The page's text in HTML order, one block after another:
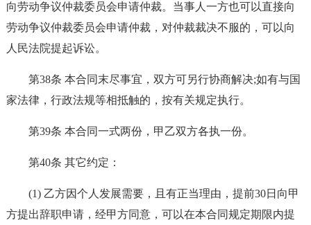
向劳动争议仲裁委员会申请仲裁。当事人一方也可以直接向
劳动争议仲裁委员会申请仲裁，对仲裁裁决不服的，可以向
人民法院提起诉讼。
第38条 本合同末尽事宜，双方可另行协商解决;如有与国
家法律，行政法规等相抵触的，按有关规定执行。
第39条 本合同一式两份，甲乙双方各执一份。
第40条 其它约定：
(1) 乙方因个人发展需要，且有正当理由，提前30日向甲
方提出辞职申请，经甲方同意，可以在本合同规定期限内提